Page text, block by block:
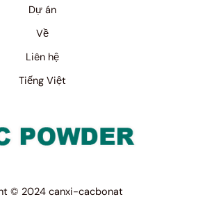
Dự án
Về
Liên hệ
Tiếng Việt
© 2024 canxi-cacbonat